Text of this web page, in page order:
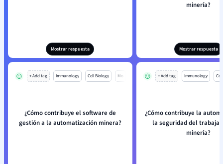
Mostrar respuesta
minería?
Mostrar respuesta
+ Add tag Immunology Cell Biology Mo
¿Cómo contribuye el software de
gestión a la automatización minera?
+ Add tag Immunology
¿Cómo contribuye la
la seguridad del
minería?